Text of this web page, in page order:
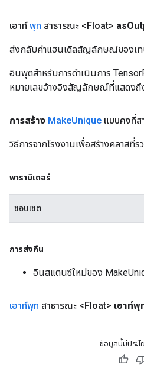
เอาท์พุท สาธารณะ <Float> as
ส่งกลับค่าแฮนเดิลสัญลักษณ์ของเท
อินพุตสำหรับการดำเนินการ
หมายเลขอ้างอิงสัญลักษณ์ที่แสดง
การสร้าง MakeUnique แบบคงที่ส
วิธีการจากโรงงานเพื่อสร้างคลาสที่
พารามิเตอร์
ขอบเขต
การส่งคืน
อินสแตนซ์ใหม่ของ
เอาท์พุท สาธารณะ <Float> เอาท์พุ
ข้อมูลนี้มีประโ